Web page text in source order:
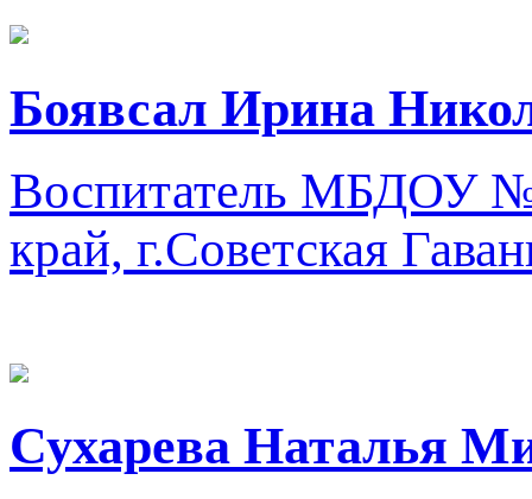
Боявсал Ирина
Воспитатель МБДОУ
край, г.Советская
Сухарева Наталья